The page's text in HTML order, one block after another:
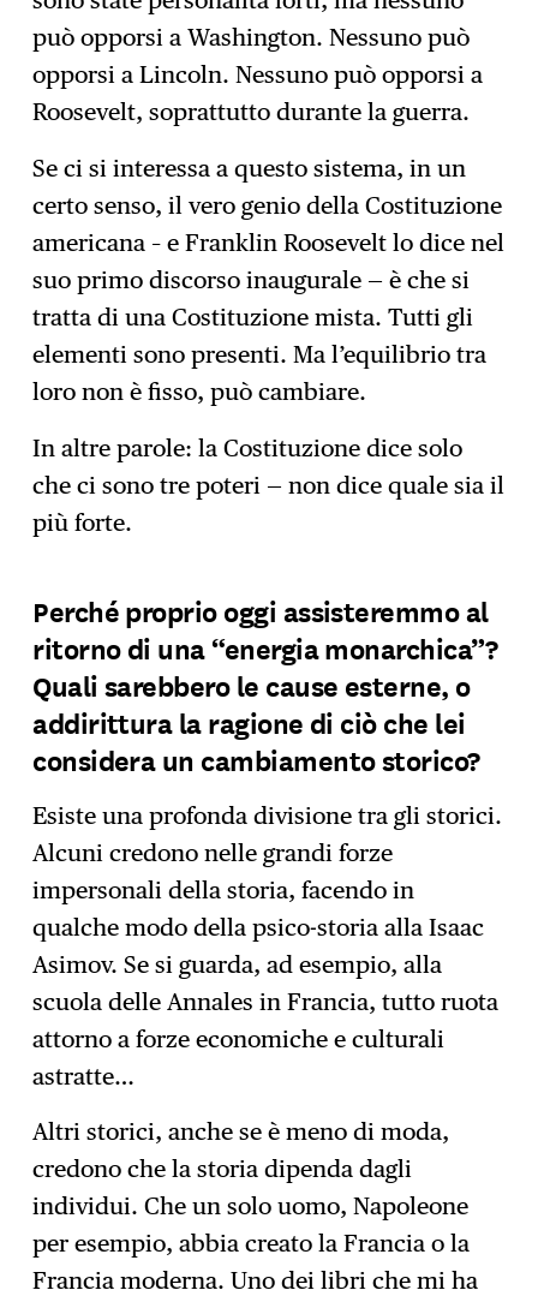
può opporsi a Washington. Nessuno può
opporsi a Lincoln. Nessuno può opporsi a
Roosevelt, soprattutto durante la guerra.
Se ci si interessa a questo sistema, in un
certo senso, il vero genio della Costituzione
americana – e Franklin Roosevelt lo dice nel
suo primo discorso inaugurale — è che si
tratta di una Costituzione mista. Tutti gli
elementi sono presenti. Ma l’equilibrio tra
loro non è fisso, può cambiare.
In altre parole: la Costituzione dice solo
che ci sono tre poteri — non dice quale sia il
più forte.
Perché proprio oggi assisteremmo al
ritorno di una “energia monarchica”?
Quali sarebbero le cause esterne, o
addirittura la ragione di ciò che lei
considera un cambiamento storico?
Esiste una profonda divisione tra gli storici.
Alcuni credono nelle grandi forze
impersonali della storia, facendo in
qualche modo della psico-storia alla Isaac
Asimov. Se si guarda, ad esempio, alla
scuola delle Annales in Francia, tutto ruota
attorno a forze economiche e culturali
astratte…
Altri storici, anche se è meno di moda,
credono che la storia dipenda dagli
individui. Che un solo uomo, Napoleone
per esempio, abbia creato la Francia o la
Francia moderna. Uno dei libri che mi ha